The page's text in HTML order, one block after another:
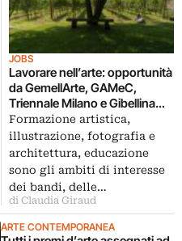
JOBS
Lavorare nell’arte: opportunità
da GemellArte, GAMeC,
Triennale Milano e Gibellina
Photoroad
Formazione artistica,
illustrazione, fotografia e
architettura, educazione
sono gli ambiti di interesse
dei bandi, delle…
di Claudia Giraud
ARTE CONTEMPORANEA